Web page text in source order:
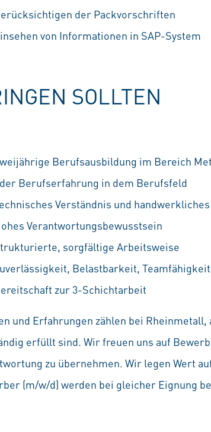
der Packvorschriften
von Informationen in SAP-System
SOLLTEN
Berufsausbildung im Bereich
Berufserfahrung in dem Berufsfeld
Verständnis und
Verantwortungsbewusstsein
sorgfältige Arbeitsweise
Belastbarkeit,
zur 3-Schichtarbeit
und Erfahrungen zählen bei
erfüllt sind. Wir freuen uns auf
zu übernehmen. Wir legen Wert
(m/w/d) werden bei gleicher Eignung